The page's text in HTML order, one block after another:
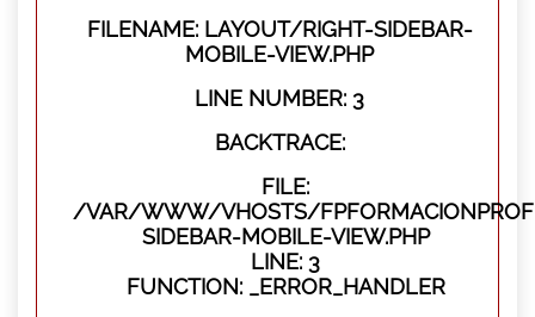
FILENAME: LAYOUT/RIGHT-SIDEBAR-
MOBILE-VIEW.PHP
LINE NUMBER: 3
BACKTRACE:
FILE:
/VAR/WWW/VHOSTS/
SIDEBAR-MOBILE-VIEW.PHP
LINE: 3
FUNCTION: _ERROR_HANDLER